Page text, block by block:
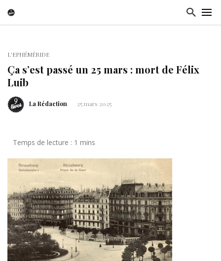
L'EPHÉMÉRIDE
Ça s’est passé un 25 mars : mort de Félix
Luib
La Rédaction 25 mars 2025